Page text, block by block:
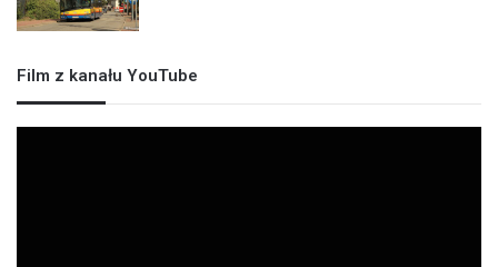
Film z kanału YouTube